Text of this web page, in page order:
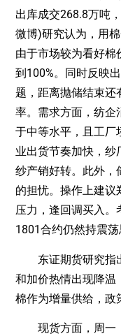
出库成交268.8万吨
微博)研究认为，用
由于市场较为看好棉
到100%。同时反映
题，距离抛储结束还
率。需求方面，纺企
于中等水平，且工厂
业出货节奏加快，纱
纱产销好转。此外，
的担忧。操作上建
压力，逢回调买入
1801合约仍然持震荡
东证期货研究指
和加价热情出现降温
棉作为增量供给，政
现货方面，周一